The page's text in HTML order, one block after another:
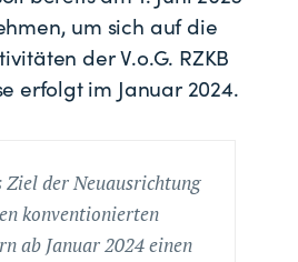
um sich auf die
der V.o.G. RZKB
erfolgt im Januar 2024.
Ziel der Neuausrichtung
konventionierten
ab Januar 2024 einen